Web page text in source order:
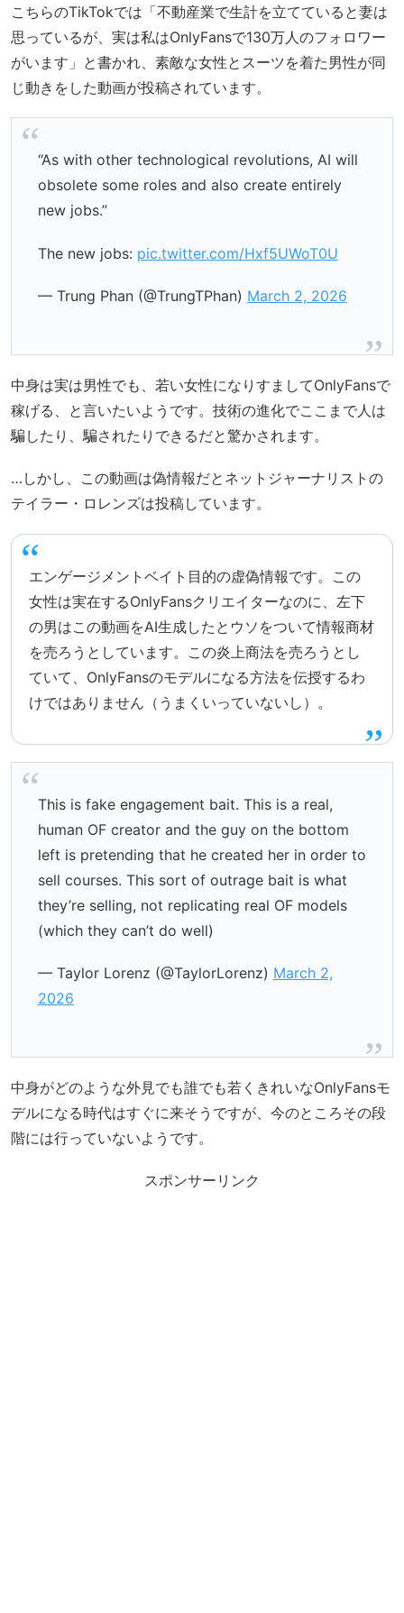
こちらのTikTokでは「不動産業で生計を立てていると妻は
思っているが、実は私はOnlyFansで130万人のフォロワー
がいます」と書かれ、素敵な女性とスーツを着た男性が同
じ動きをした動画が投稿されています。
“As with other technological revolutions, AI will
obsolete some roles and also create entirely
new jobs.”
The new jobs: pic.twitter.com/Hxf5UWoT0U
— Trung Phan (@TrungTPhan) March 2, 2026
中身は実は男性でも、若い女性になりすましてOnlyFansで
稼げる、と言いたいようです。技術の進化でここまで人は
騙したり、騙されたりできるだと驚かされます。
…しかし、この動画は偽情報だとネットジャーナリストの
テイラー・ロレンズは投稿しています。
エンゲージメントベイト目的の虚偽情報です。この
女性は実在するOnlyFansクリエイターなのに、左下
の男はこの動画をAI生成したとウソをついて情報商材
を売ろうとしています。この炎上商法を売ろうとし
ていて、OnlyFansのモデルになる方法を伝授するわ
けではありません（うまくいっていないし）。
This is fake engagement bait. This is a real,
human OF creator and the guy on the bottom
left is pretending that he created her in order to
sell courses. This sort of outrage bait is what
they’re selling, not replicating real OF models
(which they can’t do well)
— Taylor Lorenz (@TaylorLorenz) March 2,
2026
中身がどのような外見でも誰でも若くきれいなOnlyFansモ
デルになる時代はすぐに来そうですが、今のところその段
階には行っていないようです。
スポンサーリンク